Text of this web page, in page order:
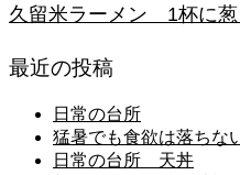
久留米ラーメン 1杯に葱
最近の投稿
日常の台所
猛暑でも食欲は落ちな
日常の台所 天丼